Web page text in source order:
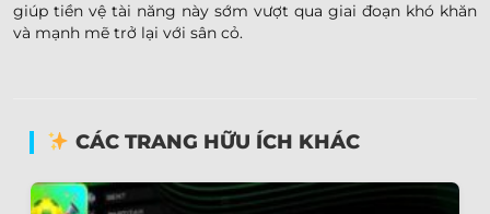
giúp tiền vệ tài năng này sớm vượt qua giai đoạn khó khăn
và mạnh mẽ trở lại với sân cỏ.
CÁC TRANG HỮU ÍCH KHÁC